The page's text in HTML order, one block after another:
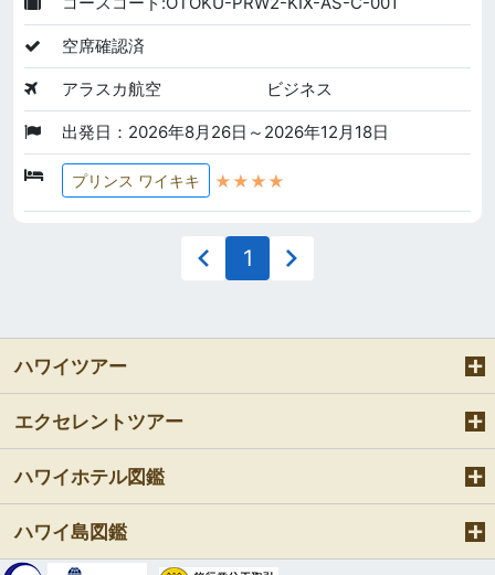
空席確認済
アラスカ航空 ビジネス
出発日：2026年8月26日～2026年12月18日
プリンス ワイキキ ★★★★
1
ハワイツアー
エクセレントツアー
ハワイホテル図鑑
ハワイ島図鑑